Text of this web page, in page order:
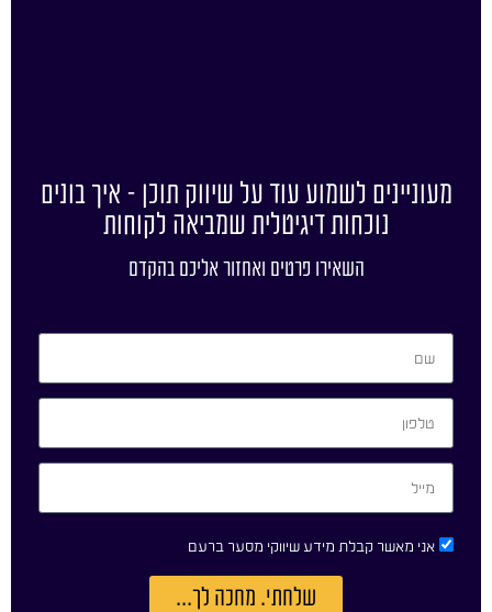
מעוניינים לשמוע עוד על שיווק תוכן – איך בונים
נוכחות דיגיטלית שמביאה לקוחות
השאירו פרטים ואחזור אליכם בהקדם
אני מאשר קבלת מידע שיווקי מסער ברעם
שלחתי. מחכה לך...